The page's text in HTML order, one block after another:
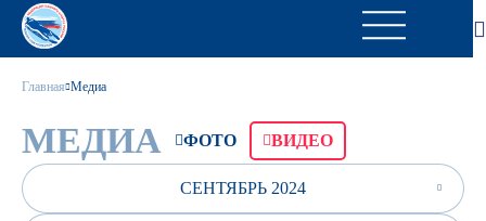
Главная Медиа
МЕДИА ФОТО ВИДЕО
СЕНТЯБРЬ 2024